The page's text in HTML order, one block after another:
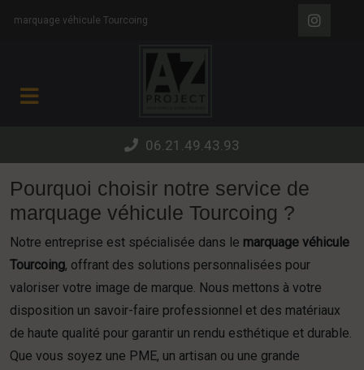
marquage véhicule Tourcoing
06.21.49.43.93
Pourquoi choisir notre service de
marquage véhicule Tourcoing ?
Notre entreprise est spécialisée dans le marquage véhicule
Tourcoing, offrant des solutions personnalisées pour
valoriser votre image de marque. Nous mettons à votre
disposition un savoir-faire professionnel et des matériaux
de haute qualité pour garantir un rendu esthétique et durable.
Que vous soyez une PME, un artisan ou une grande